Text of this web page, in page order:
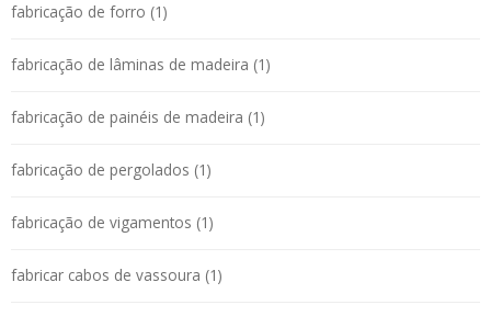
fabricação de forro (1)
fabricação de lâminas de madeira (1)
fabricação de painéis de madeira (1)
fabricação de pergolados (1)
fabricação de vigamentos (1)
fabricar cabos de vassoura (1)